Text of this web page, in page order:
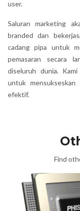
user.
Saluran marketing
branded dan
cadang pipa untuk
pemasaran secara
diseluruh dunia.
untuk
efektif.
Find